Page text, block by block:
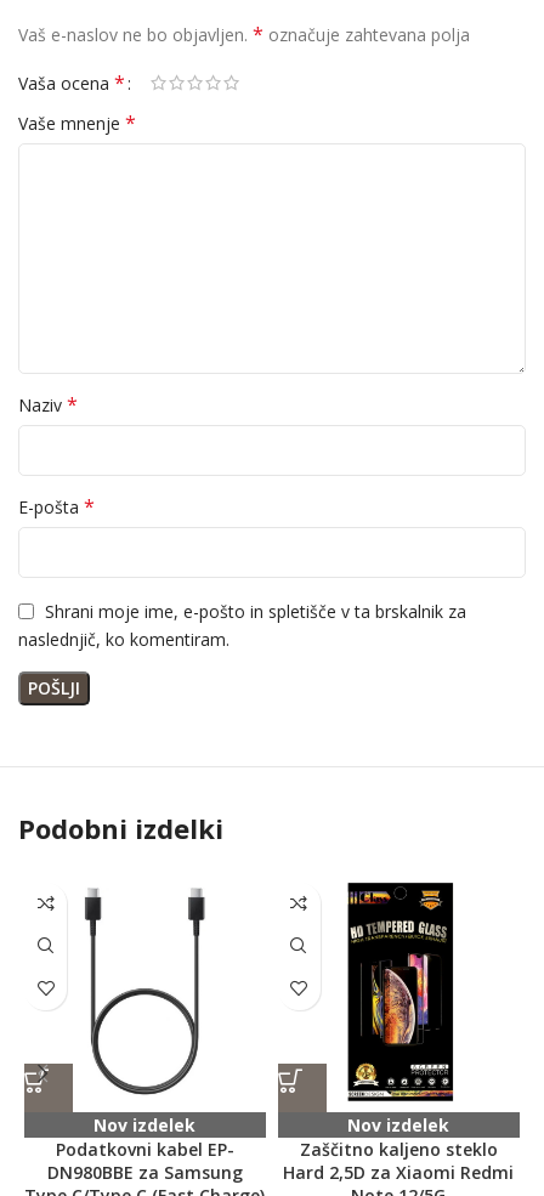
Vaš e-naslov ne bo objavljen. * označuje zahtevana polja
Vaša ocena *
Vaše mnenje *
Naziv *
E-pošta *
Shrani moje ime, e-pošto in spletišče v ta brskalnik za
naslednjič, ko komentiram.
Podobni izdelki
Nov izdelek
Podatkovni kabel EP-
DN980BBE za Samsung
Nov izdelek
Zaščitno kaljeno steklo
Hard 2,5D za Xiaomi Redmi